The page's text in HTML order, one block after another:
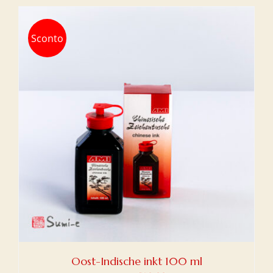
Sconto
Oost-Indische inkt 100 ml